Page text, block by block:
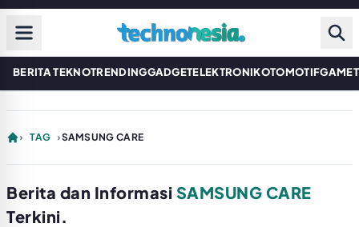
BERITA TEKNOTRENDINGGADGETELEKTRONIKOTOMOTIFGAME
› TAG ›SAMSUNG CARE
Berita dan Informasi SAMSUNG CARE
Terkini.